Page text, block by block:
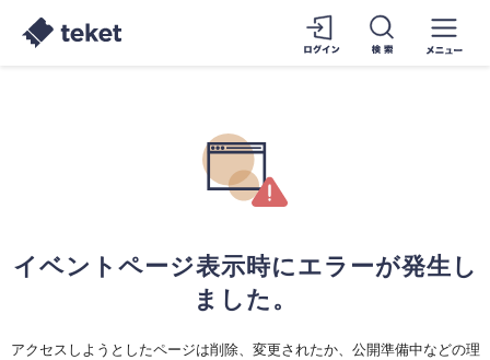
イベントページ表示時にエラーが発生し
ました。
アクセスしようとしたページは削除、変更されたか、公開準備中などの理